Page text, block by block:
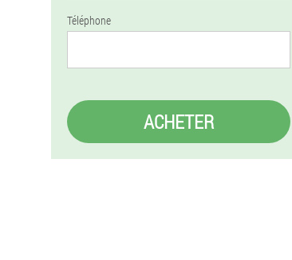
Téléphone
ACHETER